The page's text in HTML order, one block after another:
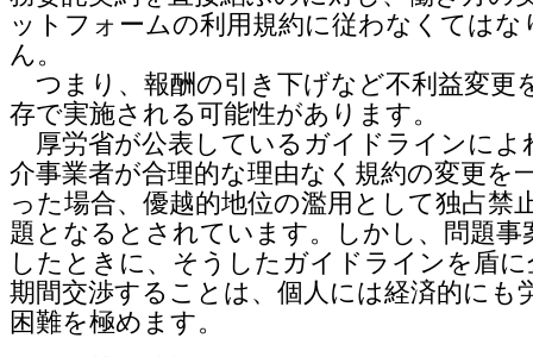
ットフォームの利用規約に従わなくてはな
ん。
つまり、報酬の引き下げなど不利益変更
存で実施される可能性があります。
厚労省が公表しているガイドラインによ
介事業者が合理的な理由なく規約の変更を
った場合、優越的地位の濫用として独占禁
題となるとされています。しかし、問題事
したときに、そうしたガイドラインを盾に
期間交渉することは、個人には経済的にも
困難を極めます。